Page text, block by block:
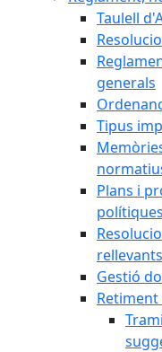
Taulell
generals
Tipus
Plans i
rellevants
Gestió